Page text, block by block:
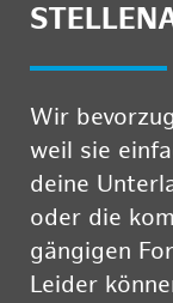
Wir
weil sie
deine
oder die
gängigen
Leider